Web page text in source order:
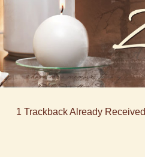
1 Trackback Already Received